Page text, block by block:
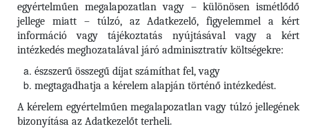
egyértelműen megalapozatlan vagy – különösen ismétlődő
jellege miatt – túlzó, az Adatkezelő, figyelemmel a kért
információ vagy tájékoztatás nyújtásával vagy a kért
intézkedés meghozatalával járó adminisztratív költségekre:
észszerű összegű díjat számíthat fel, vagy
megtagadhatja a kérelem alapján történő intézkedést.
A kérelem egyértelműen megalapozatlan vagy túlzó jellegének
bizonyítása az Adatkezelőt terheli.